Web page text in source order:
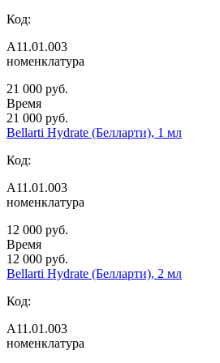
Код:
А11.01.003
номенклатура
21 000 руб.
Время
21 000 руб.
Bellarti Hydrate (Белларти), 1 мл
Код:
А11.01.003
номенклатура
12 000 руб.
Время
12 000 руб.
Bellarti Hydrate (Белларти), 2 мл
Код:
А11.01.003
номенклатура